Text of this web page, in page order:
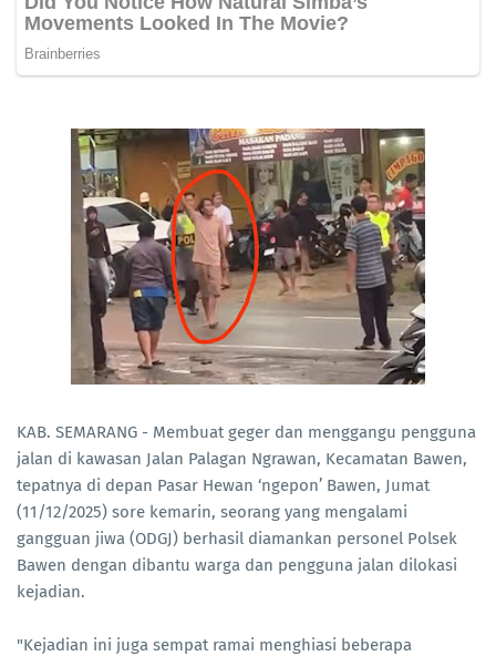
KAB. SEMARANG - Membuat geger dan menggangu pengguna
jalan di kawasan Jalan Palagan Ngrawan, Kecamatan Bawen,
tepatnya di depan Pasar Hewan ‘ngepon’ Bawen, Jumat
(11/12/2025) sore kemarin, seorang yang mengalami
gangguan jiwa (ODGJ) berhasil diamankan personel Polsek
Bawen dengan dibantu warga dan pengguna jalan dilokasi
kejadian.
"Kejadian ini juga sempat ramai menghiasi beberapa